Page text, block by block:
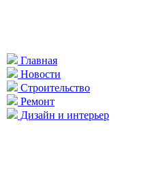
Главная
Новости
Строительство
Ремонт
Дизайн и интерьер